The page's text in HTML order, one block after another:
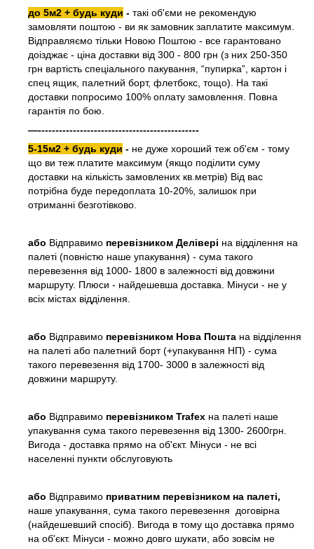
до 5м2 + будь куди - такі об'єми не рекомендую
замовляти поштою - ви як замовник заплатите максимум.
Відправляємо тільки Новою Поштою - все гарантовано
доізджає - ціна доставки від 300 - 800 грн (з них 250-350
грн вартість спеціального пакування, “пупирка”, картон і
спец ящик, палетний борт, флетбокс, тощо). На такі
доставки попросимо 100% оплату замовлення. Повна
гарантія по бою.
—----------------------------------------------
5-15м2 + будь куди - не дуже хороший теж об'єм - тому
що ви теж платите максимум (якщо поділити суму
доставки на кількість замовлених кв.метрів) Від вас
потрібна буде передоплата 10-20%, залишок при
отриманні безготівково.
або Відправимо перевізником Делівері на відділення на
палеті (повністю наше упакування) - сума такого
перевезення від 1000- 1800 в залежності від довжини
маршруту. Плюси - найдешевша доставка. Мінуси - не у
всіх містах відділення.
або Відправимо перевізником Нова Пошта на відділення
на палеті або палетний борт (+упакування НП) - сума
такого перевезення від 1700- 3000 в залежності від
довжини маршруту.
або Відправимо перевізником Trafex на палеті наше
упакування сума такого перевезення від 1300- 2600грн.
Вигода - доставка прямо на об'єкт. Мінуси - не всі
населенні пункти обслуговують
або Відправимо приватним перевізником на палеті,
наше упакування, сума такого перевезення договірна
(найдешевший спосіб). Вигода в тому що доставка прямо
на об'єкт. Мінуси - можно довго шукати, або зовсім не